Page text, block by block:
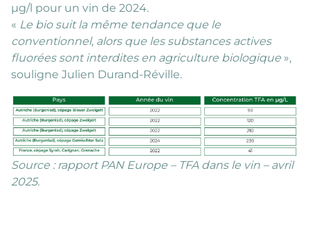
µg/l pour un vin de 2024.
« Le bio suit la même tendance que le
conventionnel, alors que les substances actives
fluorées sont interdites en agriculture biologique »,
souligne Julien Durand-Réville.
Source : rapport PAN Europe – TFA dans le vin – avril
2025.